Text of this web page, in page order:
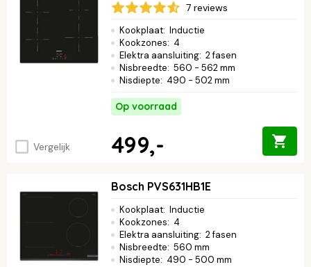
Vergelijk
7 reviews
Kookplaat: Inductie
Kookzones: 4
Elektra aansluiting: 2 fasen
Nisbreedte: 560 - 562 mm
Nisdiepte: 490 - 502 mm
Op voorraad
499,-
Bosch PVS631HB1E
Kookplaat: Inductie
Kookzones: 4
Elektra aansluiting: 2 fasen
Nisbreedte: 560 mm
Nisdiepte: 490 - 500 mm